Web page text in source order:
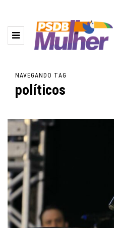
NAVEGANDO TAG
políticos